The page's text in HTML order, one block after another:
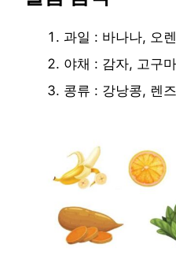
과일 : 바나나, 오
야채 : 감자, 고구
콩류 : 강낭콩, 렌